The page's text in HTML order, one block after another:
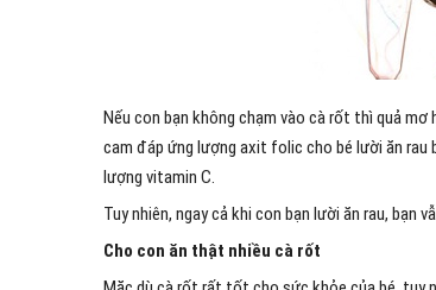
Nếu con bạn không chạm vào cà rốt thì quả mơ
cam đáp ứng lượng axit folic cho bé lười ăn rau
lượng vitamin C.
Tuy nhiên, ngay cả khi con bạn lười ăn rau, bạn
Cho con ăn thật nhiều cà rốt